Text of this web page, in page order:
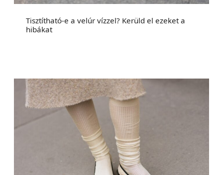
Tisztítható-e a velúr vízzel? Kerüld el ezeket a
hibákat